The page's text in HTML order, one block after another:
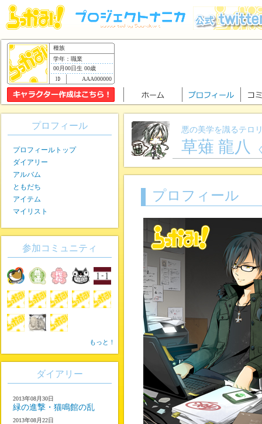
種族
学年：職業
00月00日生 00歳
AAA000000
悪の美学を識るテロ
草薙 龍八
プロフィール
プロフィール
プロフィールトップ
ダイアリー
アルバム
ともだち
アイテム
マイリスト
参加コミュニティ
もっと！
ダイアリー
2013年08月30日
緑の進撃・猫鳴館の乱
2013年08月22日